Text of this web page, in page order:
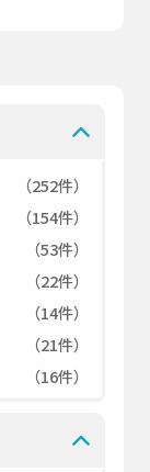
（252件）
（154件）
（53件）
（22件）
（14件）
（21件）
（16件）